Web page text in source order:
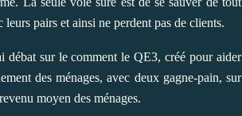
pairs et ainsi ne perdent pas de clients.
débat sur le comment le QE3, créé pour aider
des ménages, avec deux gagne-pain, sur
moyen des ménages.